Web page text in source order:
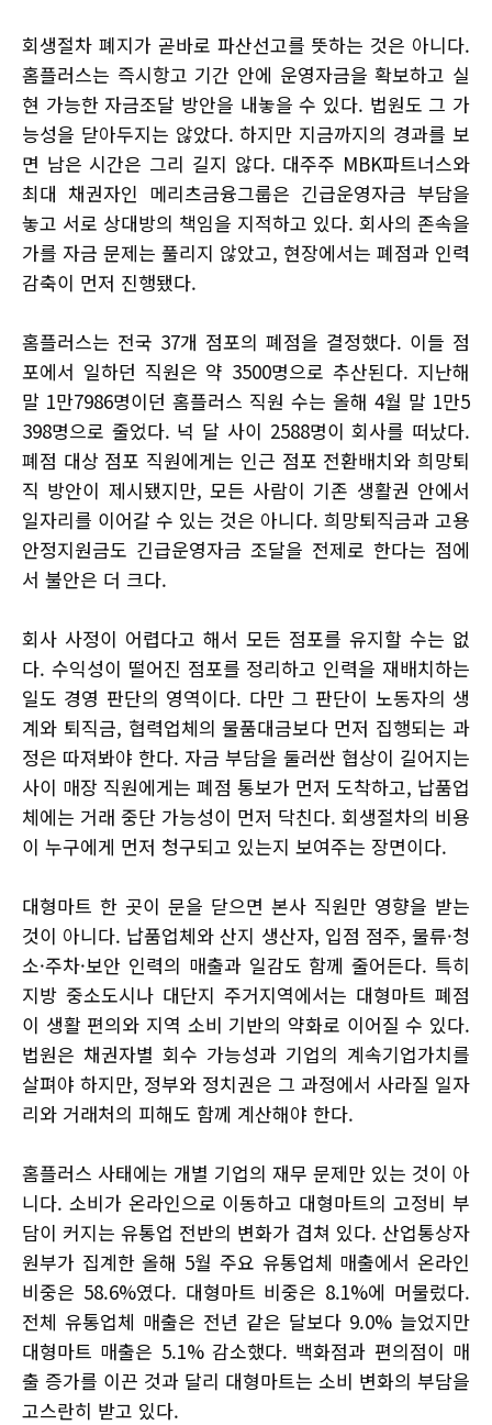
회생절차 폐지가 곧바로 파산선고를 뜻하는 것은 아니다.
홈플러스는 즉시항고 기간 안에 운영자금을 확보하고 실
현 가능한 자금조달 방안을 내놓을 수 있다. 법원도 그 가
능성을 닫아두지는 않았다. 하지만 지금까지의 경과를 보
면 남은 시간은 그리 길지 않다. 대주주 MBK파트너스와
최대 채권자인 메리츠금융그룹은 긴급운영자금 부담을
놓고 서로 상대방의 책임을 지적하고 있다. 회사의 존속을
가를 자금 문제는 풀리지 않았고, 현장에서는 폐점과 인력
감축이 먼저 진행됐다.
홈플러스는 전국 37개 점포의 폐점을 결정했다. 이들 점
포에서 일하던 직원은 약 3500명으로 추산된다. 지난해
말 1만7986명이던 홈플러스 직원 수는 올해 4월 말 1만5
398명으로 줄었다. 넉 달 사이 2588명이 회사를 떠났다.
폐점 대상 점포 직원에게는 인근 점포 전환배치와 희망퇴
직 방안이 제시됐지만, 모든 사람이 기존 생활권 안에서
일자리를 이어갈 수 있는 것은 아니다. 희망퇴직금과 고용
안정지원금도 긴급운영자금 조달을 전제로 한다는 점에
서 불안은 더 크다.
회사 사정이 어렵다고 해서 모든 점포를 유지할 수는 없
다. 수익성이 떨어진 점포를 정리하고 인력을 재배치하는
일도 경영 판단의 영역이다. 다만 그 판단이 노동자의 생
계와 퇴직금, 협력업체의 물품대금보다 먼저 집행되는 과
정은 따져봐야 한다. 자금 부담을 둘러싼 협상이 길어지는
사이 매장 직원에게는 폐점 통보가 먼저 도착하고, 납품업
체에는 거래 중단 가능성이 먼저 닥친다. 회생절차의 비용
이 누구에게 먼저 청구되고 있는지 보여주는 장면이다.
대형마트 한 곳이 문을 닫으면 본사 직원만 영향을 받는
것이 아니다. 납품업체와 산지 생산자, 입점 점주, 물류·청
소·주차·보안 인력의 매출과 일감도 함께 줄어든다. 특히
지방 중소도시나 대단지 주거지역에서는 대형마트 폐점
이 생활 편의와 지역 소비 기반의 약화로 이어질 수 있다.
법원은 채권자별 회수 가능성과 기업의 계속기업가치를
살펴야 하지만, 정부와 정치권은 그 과정에서 사라질 일자
리와 거래처의 피해도 함께 계산해야 한다.
홈플러스 사태에는 개별 기업의 재무 문제만 있는 것이 아
니다. 소비가 온라인으로 이동하고 대형마트의 고정비 부
담이 커지는 유통업 전반의 변화가 겹쳐 있다. 산업통상자
원부가 집계한 올해 5월 주요 유통업체 매출에서 온라인
비중은 58.6%였다. 대형마트 비중은 8.1%에 머물렀다.
전체 유통업체 매출은 전년 같은 달보다 9.0% 늘었지만
대형마트 매출은 5.1% 감소했다. 백화점과 편의점이 매
출 증가를 이끈 것과 달리 대형마트는 소비 변화의 부담을
고스란히 받고 있다.